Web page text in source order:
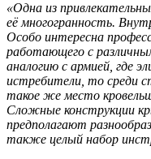
«Одна из
её многогранность.
Особо интересна
работающего с
аналогию с армией, где
истребители, то среди
такое же место
Сложные конструкции
предполагают
также целый набор